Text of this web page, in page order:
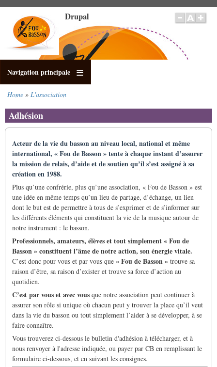
main
content
Drupal
Navigation principale
Home L'association
Adhésion
Acteur de la vie du basson au niveau local, national et même
international, « Fou de Basson » tente à chaque instant d’assurer
la mission de relais, d’aide et de soutien qu’il s’est assigné à sa
création en 1988.
Plus qu’une confrérie, plus qu’une association, « Fou de Basson » est
une idée en même temps qu’un lieu de partage, d’échange, un lien
dont le but est de permettre à tous de s’exprimer et de s’informer sur
les différents éléments qui constituent la vie de la musique autour de
notre instrument : le basson.
Professionnels, amateurs, élèves et tout simplement « Fou de
Basson » constituent l’âme de notre action, son énergie vitale.
C’est donc pour vous et par vous que « Fou de Basson » trouve sa
raison d’être, sa raison d’exister et trouve sa force d’action au
quotidien.
C’est par vous et avec vous que notre association peut continuer à
assurer son rôle si unique où chacun peut y trouver la place qu’il veut
dans la vie du basson ou tout simplement l’aider à se développer, à se
faire connaître.
Vous trouverez ci-dessous le bulletin d'adhésion à télécharger, et à
nous renvoyer à l'adresse indiquée, ou payer par CB en remplissant le
formulaire ci-dessous, et en suivant les consignes.